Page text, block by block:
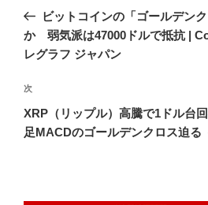
ナ
ビ
ー
シ
ョ
の
投
稿
ビットコインの「ゴールデン
か 弱気派は47000ドルで抵抗 |
レグラフ ジャパン
次
の
投
次
XRP（リップル）高騰で1ドル台
足MACDのゴールデンクロス迫る